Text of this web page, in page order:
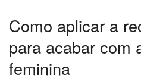
Como aplicar a
para acabar com
feminina